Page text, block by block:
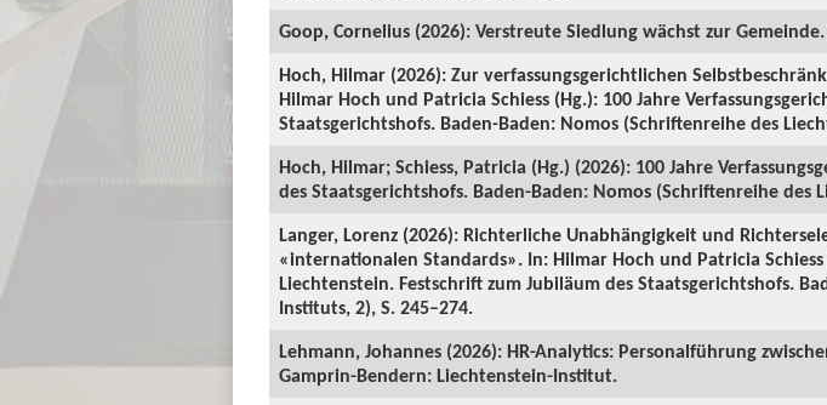
Goop, Cornelius (2026): Verstreute Siedlung wächst zur
Hoch, Hilmar (2026): Zur verfassungsgerichtlichen
Hilmar Hoch und Patricia Schiess (Hg.): 100 Jahre
Staatsgerichtshofs. Baden-Baden: Nomos (Schriftenreihe des
Hoch, Hilmar; Schiess, Patricia (Hg.) (2026): 100 Jahre
des Staatsgerichtshofs. Baden-Baden: Nomos (Schriftenreihe des
Langer, Lorenz (2026): Richterliche Unabhängigkeit und
«internationalen Standards». In: Hilmar Hoch und Patricia
Liechtenstein. Festschrift zum Jubiläum des Staatsgerichtshofs.
Instituts, 2), S. 245–274.
Lehmann, Johannes (2026): HR-Analytics: Personalführung
Gamprin-Bendern: Liechtenstein-Institut.